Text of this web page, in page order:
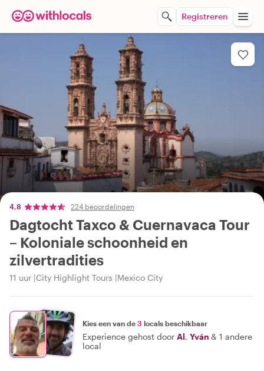
Registreren
4,8 224 beoordelingen
Dagtocht Taxco & Cuernavaca Tour
– Koloniale schoonheid en
zilvertradities
11 uur City Highlight Tours Mexico City
Kies een van de 3 locals beschikbaar
Experience gehost door Al, Yván & 1 andere
local